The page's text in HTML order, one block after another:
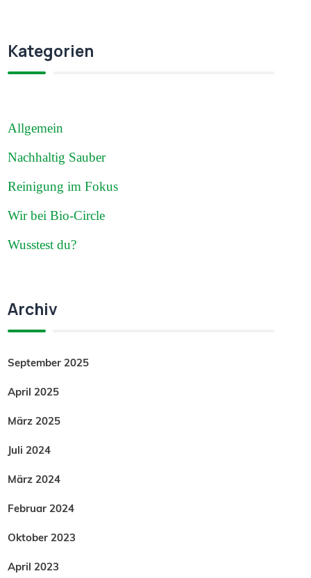
Kategorien
Allgemein
Nachhaltig Sauber
Reinigung im Fokus
Wir bei Bio-Circle
Wusstest du?
Archiv
September 2025
April 2025
März 2025
Juli 2024
März 2024
Februar 2024
Oktober 2023
April 2023